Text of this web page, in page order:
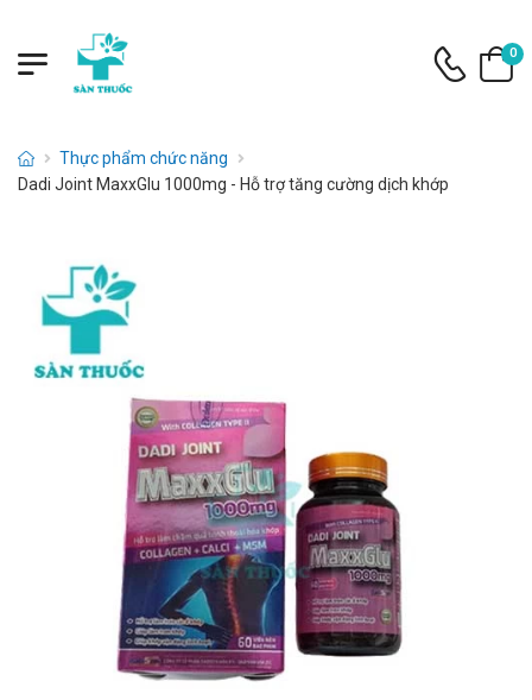
0
Thực phẩm chức năng
Dadi Joint MaxxGlu 1000mg - Hỗ trợ tăng cường dịch khớp